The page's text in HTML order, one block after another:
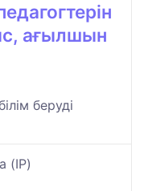
ағылшын
беруді
(IP)